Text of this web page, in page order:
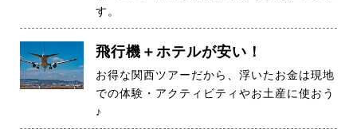
す。
飛行機＋ホテルが安い！
お得な関西ツアーだから、浮いたお金は現地
での体験・アクティビティやお土産に使おう
♪